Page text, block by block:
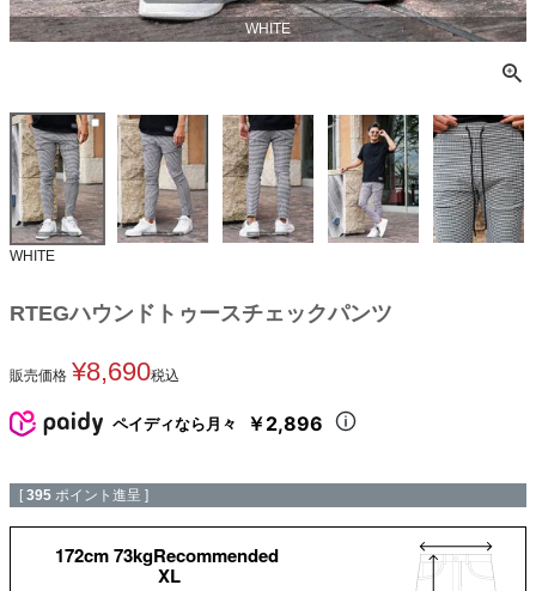
WHITE
WHITE
RTEGハウンドトゥースチェックパンツ
販売価格 ¥8,690税込
ペイディなら月々 ￥2,896
[ 395 ポイント進呈 ]
172cm 73kgRecommended
XL